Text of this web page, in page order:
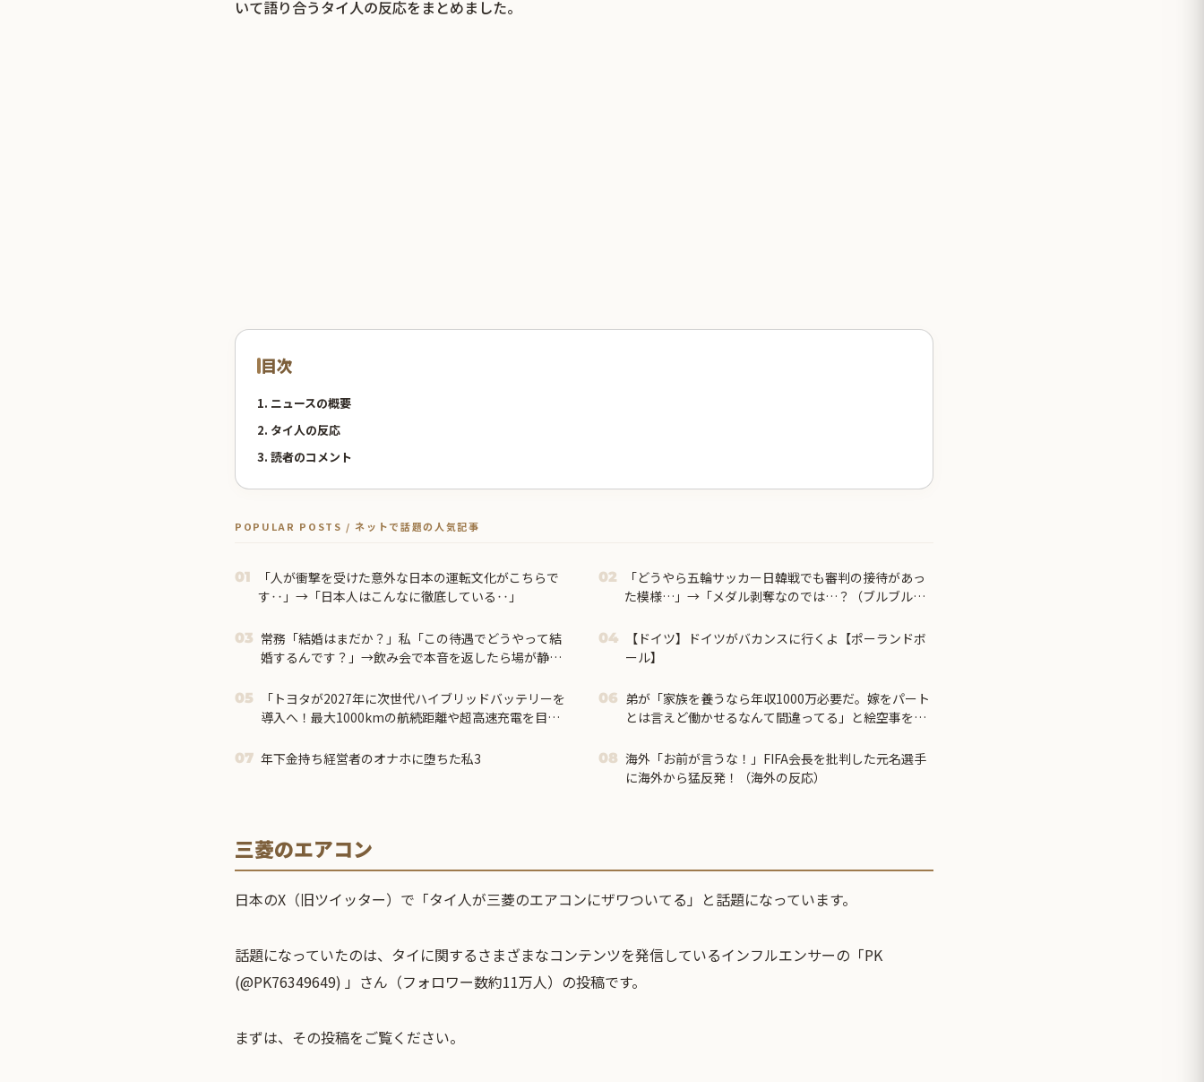
いて語り合うタイ人の反応をまとめました。
目次
1. ニュースの概要
2. タイ人の反応
3. 読者のコメント
POPULAR POSTS / ネットで話題の人気記事
01
「人が衝撃を受けた意外な日本の運転文化がこちらで
す‥」→「日本人はこんなに徹底している‥」
02
「どうやら五輪サッカー日韓戦でも審判の接待があっ
た模様…」→「メダル剥奪なのでは…？（ブルブル」
03 常務「結婚はまだか？」私「この待遇でどうやって結
婚するんです？」→飲み会で本音を返したら場が静ま
04
【ドイツ】ドイツがバカンスに行くよ【ポーランドボ
ール】
05
「トヨタが2027年に次世代ハイブリッドバッテリーを
導入へ！最大1000kmの航続距離や超高速充電を目指
06
弟が「家族を養うなら年収1000万必要だ。嫁をパート
とは言えど働かせるなんて間違ってる」と絵空事を言
にしてきたので…
07 年下金持ち経営者のオナホに堕ちた私3 08 海外「お前が言うな！」FIFA会長を批判した元名選手
に海外から猛反発！（海外の反応）
三菱のエアコン
日本のX（旧ツイッター）で「タイ人が三菱のエアコンにザワついてる」と話題になっています。
話題になっていたのは、タイに関するさまざまなコンテンツを発信しているインフルエンサーの「PK
(@PK76349649) 」さん（フォロワー数約11万人）の投稿です。
まずは、その投稿をご覧ください。